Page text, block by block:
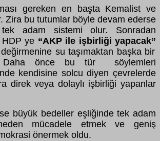
gereken en başta Kemalist ve
Zira bu tutumlar böyle devam ederse
adam sistemi olur. Sonradan
HDP ye “AKP ile işbirliği yapacak”
su taşımaktan başka bir
Daha önce bu tür söylemleri
kendisine solcu diyen çevrelerde
direk veya dolaylı işbirliği yapanlar
büyük bedeller eşliğinde tek adam
mücadele etmek ve geniş
önermek oldu.